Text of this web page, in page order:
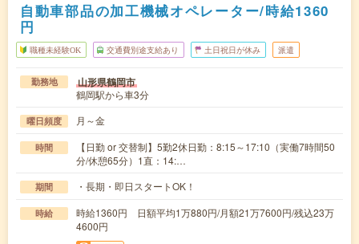
自動車部品の加工機械オペレーター/時給1360
円
職種未経験OK 交通費別途支給あり 土日祝日が休み 派遣
勤務地 山形県鶴岡市
鶴岡駅から車3分
曜日頻度 月～金
時間
【日勤 or 交替制】5勤2休日勤：8:15～17:10（実働7時間50
分/休憩65分）1直：14:…
期間 ・長期・即日スタートOK！
時給
時給1360円 日額平均1万880円/月額21万7600円/残込23万
4600円